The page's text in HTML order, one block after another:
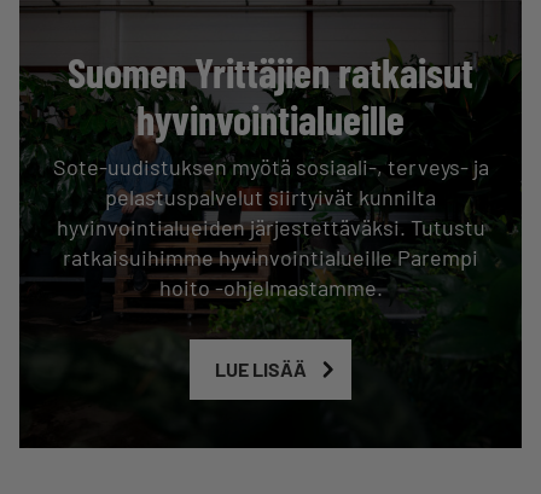
Suomen Yrittäjien ratkaisut
hyvinvointialueille
Sote-uudistuksen myötä sosiaali-, terveys- ja
pelastuspalvelut siirtyivät kunnilta
hyvinvointialueiden järjestettäväksi. Tutustu
ratkaisuihimme hyvinvointialueille Parempi
hoito -ohjelmastamme.
LUE LISÄÄ